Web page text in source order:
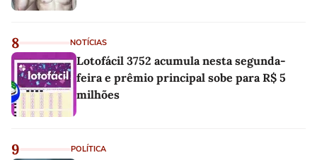
8 NOTÍCIAS
Lotofácil 3752 acumula nesta segunda-
feira e prêmio principal sobe para R$ 5
milhões
9 POLÍTICA